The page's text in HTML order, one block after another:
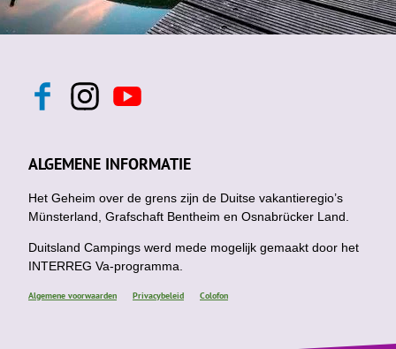
F
b
o
k
I
n
a
g
a
m
Y
o
u
b
ALGEMENE INFORMATIE
Het Geheim over de grens zijn de Duitse vakantieregio’s
Münsterland, Grafschaft Bentheim en Osnabrücker Land.
Duitsland Campings werd mede mogelijk gemaakt door het
INTERREG Va-programma.
Algemene voorwaarden Privacybeleid Colofon